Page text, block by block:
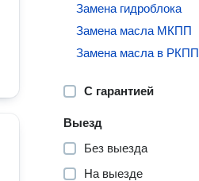
Замена гидроблока
Замена масла МКПП
Замена масла в РКПП
С гарантией
Выезд
Без выезда
На выезде